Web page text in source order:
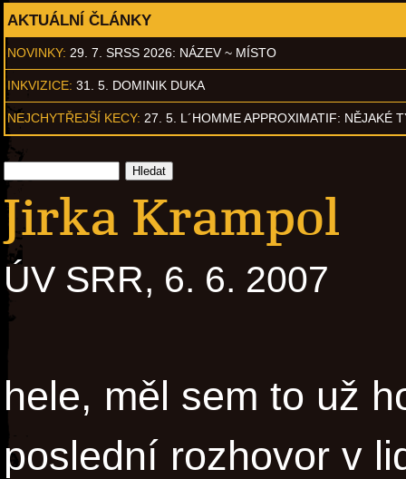
AKTUÁLNÍ ČLÁNKY
NOVINKY: 29. 7. SRSS 2026: NÁZEV ~ MÍSTO
INKVIZICE: 31. 5. DOMINIK DUKA
NEJCHYTŘEJŠÍ KECY: 27. 5. L´HOMME APPROXIMATIF: NĚJAKÉ
Jirka Krampol
ÚV SRR, 6. 6. 2007
hele, měl sem to už
poslední rozhovor v